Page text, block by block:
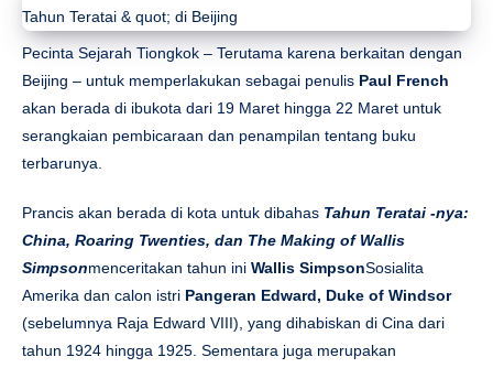
Pecinta Sejarah Tiongkok – Terutama karena berkaitan dengan
Beijing – untuk memperlakukan sebagai penulis Paul French
akan berada di ibukota dari 19 Maret hingga 22 Maret untuk
serangkaian pembicaraan dan penampilan tentang buku
terbarunya.
Prancis akan berada di kota untuk dibahas Tahun Teratai -nya:
China, Roaring Twenties, dan The Making of Wallis
Simpsonmenceritakan tahun ini Wallis SimpsonSosialita
Amerika dan calon istri Pangeran Edward, Duke of Windsor
(sebelumnya Raja Edward VIII), yang dihabiskan di Cina dari
tahun 1924 hingga 1925. Sementara juga merupakan